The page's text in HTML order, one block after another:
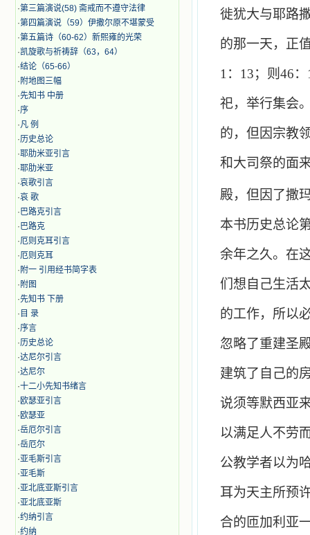
·第三篇演说(58) 斋戒而不遵守法律
·第四篇演说（59）伊撒尔原不堪蒙受
·第五篇诗（60-62）新熙雍的光荣
·凯旋歌与祈祷辞（63，64）
·结论（65-66）
· 附地图三幅
·先知书 中册
·序
·凡 例
·历史总论
·耶肋米亚引言
·耶肋米亚
·哀歌引言
·哀 歌
·巴路克引言
·巴路克
·厄则克耳引言
·厄则克耳
· 附一 引用经书简字表
· 附图
·先知书 下册
· 目 录
·序言
·历史总论
·达尼尔引言
·达尼尔
·十二小先知书绪言
·欧瑟亚引言
·欧瑟亚
·岳厄尔引言
·岳厄尔
·亚毛斯引言
·亚毛斯
·亚北底亚斯引言
·亚北底亚斯
·约纳引言
·约纳
徙犹大与耶路
的那一天，正
1 ： 13；则 46：
祀，举行集会
的，但因宗教
和大司祭的面
殿，但因了撒
本书历史总论
余年之久。在
们想自己生活
的工作，所以
忽略了重建圣
建筑了自己的
说须等默西亚
以满足人不劳
公教学者以为
耳为天主所预
合的匝加利亚